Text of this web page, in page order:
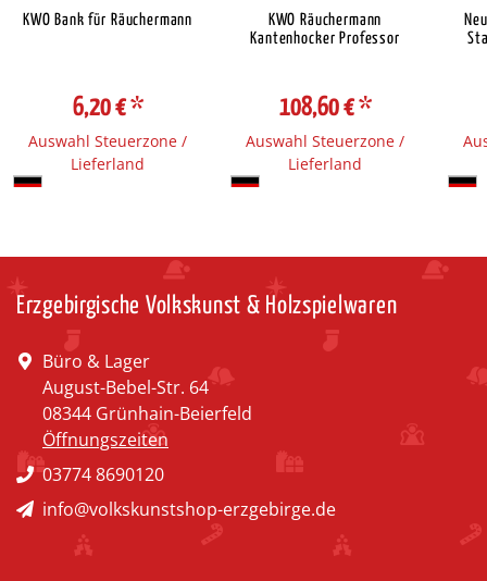
KWO Bank für Räuchermann
6,20 €*
Auswahl Steuerzone /
Lieferland
KWO Räuchermann
Kantenhocker Professor
108,60 €*
Auswahl Steuerzone /
Lieferland
Erzgebirgische Volkskunst & Holzspielwaren
Büro & Lager
August-Bebel-Str. 64
08344 Grünhain-Beierfeld
Öffnungszeiten
03774 8690120
info@volkskunstshop-erzgebirge.de